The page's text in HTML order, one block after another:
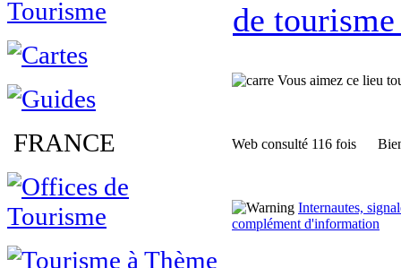
FRANCE
de
Vous aimez ce lieu
Web consulté 116 fois
Internautes,
complément d'information